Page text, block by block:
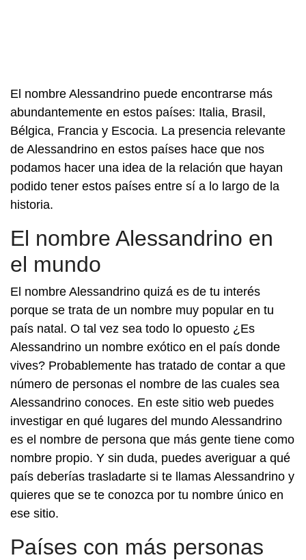
El nombre Alessandrino puede encontrarse más
abundantemente en estos países: Italia, Brasil,
Bélgica, Francia y Escocia. La presencia relevante
de Alessandrino en estos países hace que nos
podamos hacer una idea de la relación que hayan
podido tener estos países entre sí a lo largo de la
historia.
El nombre Alessandrino en
el mundo
El nombre Alessandrino quizá es de tu interés
porque se trata de un nombre muy popular en tu
país natal. O tal vez sea todo lo opuesto ¿Es
Alessandrino un nombre exótico en el país donde
vives? Probablemente has tratado de contar a que
número de personas el nombre de las cuales sea
Alessandrino conoces. En este sitio web puedes
investigar en qué lugares del mundo Alessandrino
es el nombre de persona que más gente tiene como
nombre propio. Y sin duda, puedes averiguar a qué
país deberías trasladarte si te llamas Alessandrino y
quieres que se te conozca por tu nombre único en
ese sitio.
Países con más personas